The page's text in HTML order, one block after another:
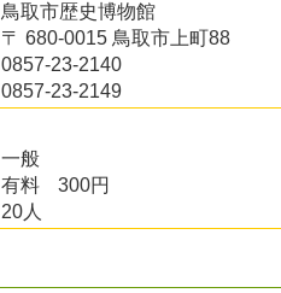
鳥取市歴史博物館
〒 680-0015 鳥取市上町88
0857-23-2140
0857-23-2149
一般
有料
300円
20人